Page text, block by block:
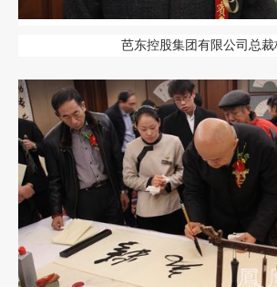
芭东控股集团有限公司总